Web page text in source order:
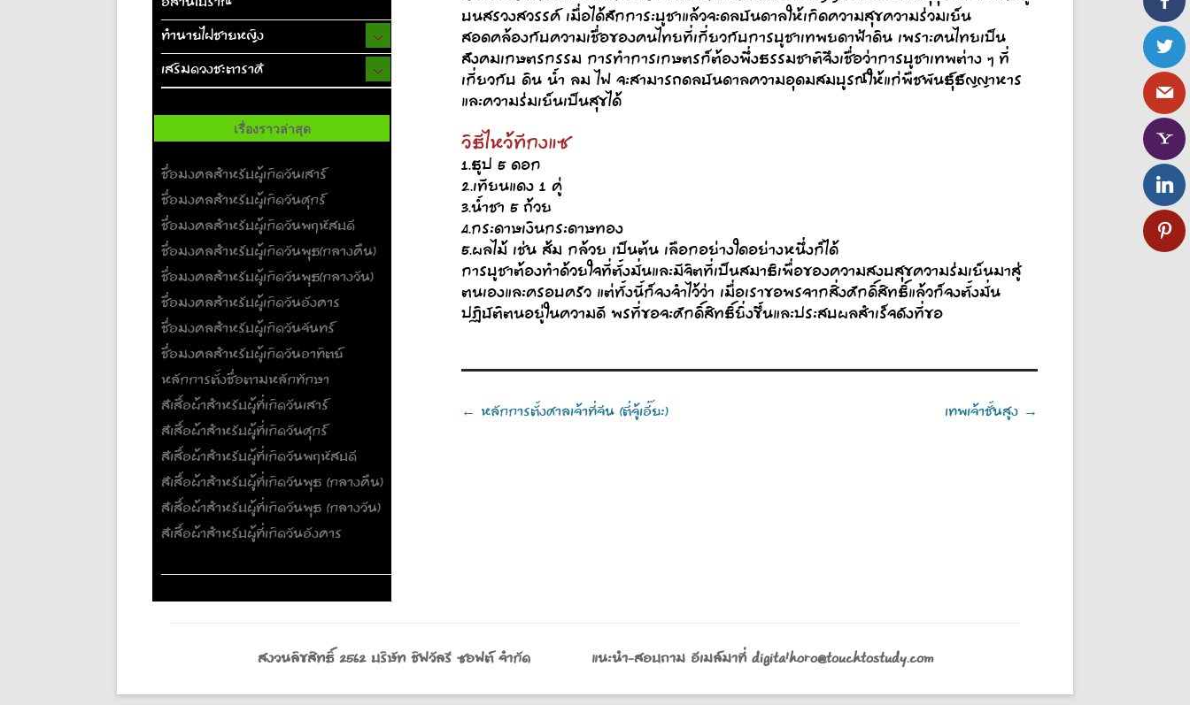
บนสรวงสวรรค์ เมื่อได้สักการะบูชาแล้วจะดลบันดาลให้เกิดความสุขความร่วมเย็น
สอดคล้องกับความเชื่อของคนไทยที่เกี่ยวกับการบูชาเทพยดาฟ้าดิน เพราะคนไทยเป็น
สังคมเกษตรกรรม การทำการเกษตรก็ต้องพึ่งธรรมชาติจึงเชื่อว่าการบูชาเทพต่าง ๆ ที่
เกี่ยวกับ ดิน น้ำ ลม ไฟ จะสามารถดลบันดาลความอุดมสมบูรณ์ให้แก่พืชพันธุ์ธัญญาหาร
และความร่มเย็นเป็นสุขได้
วิธีไหว้ทีกงแซ
1.ธูป 5 ดอก
2.เทียนแดง 1 คู่
3.น้ำชา 5 ถ้วย
4.กระดาษเงินกระดาษทอง
5.ผลไม้ เช่น ส้ม กล้วย เป็นต้น เลือกอย่างใดอย่างหนึ่งก็ได้
การบูชาต้องทำด้วยใจที่ตั้งมั่นและมีจิตที่เป็นสมาธิเพื่อของความสงบสุขความร่มเย็นมาสู่
ตนเองและครอบครัว แต่ทั้งนี้ก็จงจำไว้ว่า เมื่อเราขอพรจากสิ่งศักดิ์สิทธิ์แล้วก็จงตั้งมั่น
ปฏิบัติตนอยู่ในความดี พรที่ขอจะศักดิ์สิทธิ์ยิ่งขึ้นและประสบผลสำเร็จดังที่ขอ
Post
← หลักการตั้งศาลเจ้าที่จีน (ตี่จู้เอี๊ยะ) เทพเจ้าชั้นสูง →
ทำนายไฝชายหญิง
เสริมดวงชะตาราศี
เรื่องราวล่าสุด
ชื่อมงคลสำหรับผู้เกิดวันเสาร์
ชื่อมงคลสำหรับผู้เกิดวันศุกร์
ชื่อมงคลสำหรับผู้เกิดวันพฤหัสบดี
ชื่อมงคลสำหรับผู้เกิดวันพุธ(กลางคืน)
ชื่อมงคลสำหรับผู้เกิดวันพุธ(กลางวัน)
ชื่อมงคลสำหรับผู้เกิดวันอังคาร
ชื่อมงคลสำหรับผู้เกิดวันจันทร์
ชื่อมงคลสำหรับผู้เกิดวันอาทิตย์
หลักการตั้งชื่อตามหลักทักษา
สีเสื้อผ้าสำหรับผู้ที่เกิดวันเสาร์
สีเสื้อผ้าสำหรับผู้ที่เกิดวันศุกร์
สีเสื้อผ้าสำหรับผู้ที่เกิดวันพฤหัสบดี
สีเสื้อผ้าสำหรับผู้ที่เกิดวันพุธ (กลางคืน)
สีเสื้อผ้าสำหรับผู้ที่เกิดวันพุธ (กลางวัน)
สีเสื้อผ้าสำหรับผู้ที่เกิดวันอังคาร
สงวนลิขสิทธิ์ 2562 บริษัท ชิฟวัลรี ซอฟต์ จำกัด แนะนำ-สอบถาม อีเมล์มาที่ digitalhoro@touchtostudy.com